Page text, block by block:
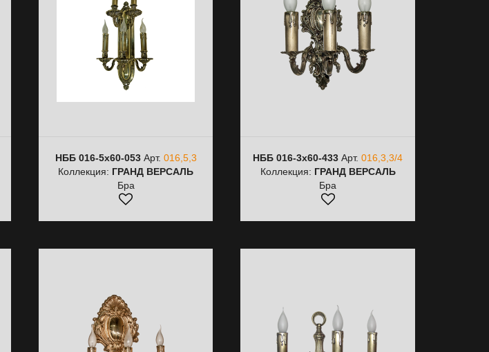
НББ 016-5х60-053Арт. 016,5,3
Коллекция: ГРАНД ВЕРСАЛЬ
Бра
НББ 016-3х60-433 Арт.016,3,3/4
Коллекция: ГРАНД ВЕРСАЛЬ
Бра